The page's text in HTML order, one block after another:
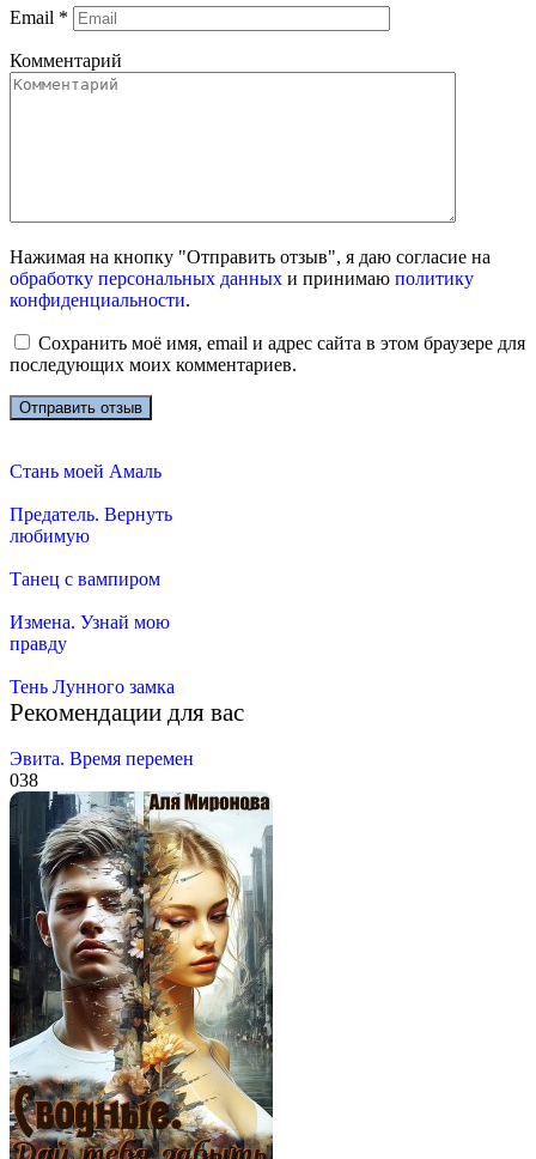
Email *
Комментарий
Нажимая на кнопку "Отправить отзыв", я даю согласие на
обработку персональных данных и принимаю политику
конфиденциальности.
Сохранить моё имя, email и адрес сайта в этом браузере для
последующих моих комментариев.
Стань моей Амаль
Предатель. Вернуть
любимую
Танец с вампиром
Измена. Узнай мою
правду
Тень Лунного замка
Рекомендации для вас
Эвита. Время перемен
038